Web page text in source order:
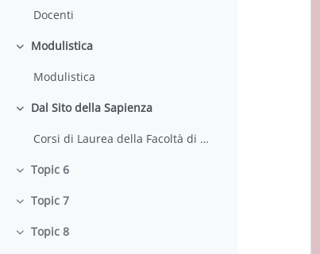
Docenti
Colapsar
Modulistica
Modulistica
Colapsar
Dal Sito della Sapienza
Corsi di Laurea della Facoltà di Farmacia e Medicina
Colapsar
Topic 6
Colapsar
Topic 7
Colapsar
Topic 8